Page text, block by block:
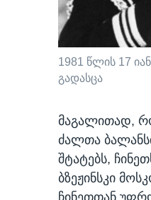
1981 წლის 17
გადასცა
მაგალითად,
ძალთა
შტატებს,
ბზეჟინსკი